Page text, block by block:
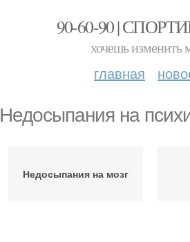
90-60-90 |
хочешь изменить
главная
Недосыпания на
Недосыпания на мозг